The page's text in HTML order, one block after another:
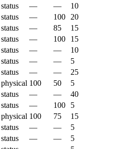
status — —
10
status — 100
20
status — 85
15
status — 100
15
status — —
10
status — —
5
status — —
25
physical 100 50
5
status — —
40
status — 100
5
physical 100 75
15
status — —
5
status — —
5